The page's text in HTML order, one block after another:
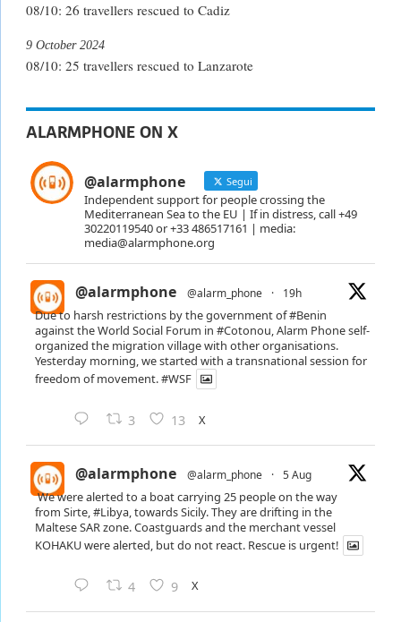
08/10: 26 travellers rescued to Cadiz
08/10: 25 travellers rescued to Lanzarote
9 October 2024
ALARMPHONE ON X
@alarmphone Segui
Independent support for people crossing the
Mediterranean Sea to the EU | If in distress, call +49
30220119540 or +33 486517161 | media:
media@alarmphone.org
@alarmphone @alarm_phone · 19h
Due to harsh restrictions by the government of#Benin
against the World Social Forum in #Cotonou, Alarm Phone self-
organized the migration village with other organisations.
Yesterday morning, we started with a transnational session for
freedom of movement.#WSF
3 13 X
@alarmphone @alarm_phone · 5 Aug
We were alerted to a boat carrying 25 people on the way
from Sirte,#Libya, towards Sicily. They are drifting in the
Maltese SAR zone. Coastguards and the merchant vessel
KOHAKU were alerted, but do not react. Rescue is urgent!
4 9 X